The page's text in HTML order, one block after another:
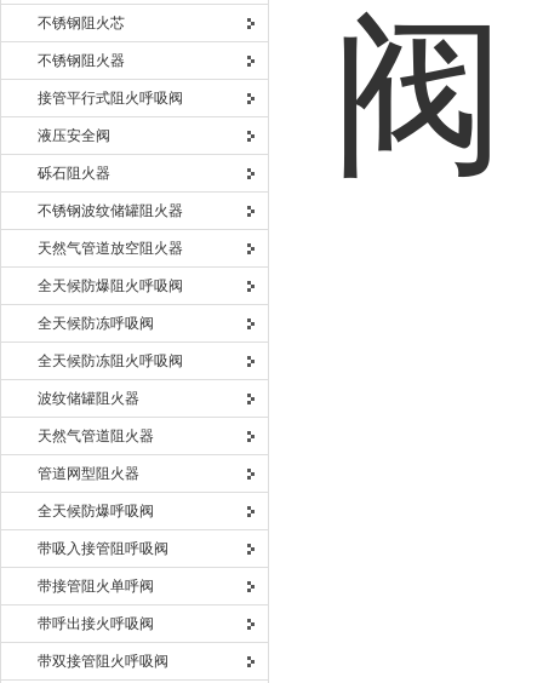
不锈钢阻火芯
不锈钢阻火器
接管平行式阻火呼吸阀
液压安全阀
砾石阻火器
不锈钢波纹储罐阻火器
天然气管道放空阻火器
全天候防爆阻火呼吸阀
全天候防冻呼吸阀
全天候防冻阻火呼吸阀
波纹储罐阻火器
天然气管道阻火器
管道网型阻火器
全天候防爆呼吸阀
带吸入接管阻呼吸阀
带接管阻火单呼阀
带呼出接火呼吸阀
带双接管阻火呼吸阀